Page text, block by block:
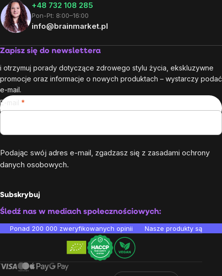
+48 732 108 285
Pon-Pt: 8:00–16:00
info@brainmarket.pl
Zapisz się do newslettera
i otrzymuj porady dotyczące zdrowego stylu życia, ekskluzywne
promocje oraz informacje o nowych produktach – wystarczy podać
e-mail.
E-mail
Podając swój adres e-mail, zgadzasz się z zasadami ochrony
danych osobowych.
Subskrybuj
Śledź nas w mediach społecznościowych:
Ponad 200 000 zweryfikowanych opinii Nasze produkty są